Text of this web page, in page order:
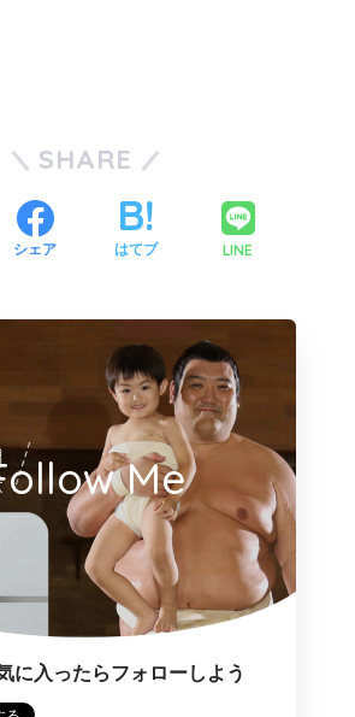
SHARE
シェア はてブ LINE
Me
に入ったらフォローしよう